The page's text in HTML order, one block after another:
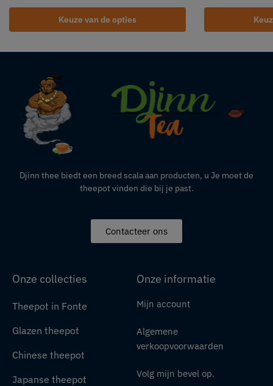
Keuze van de opties
Djinn thee biedt een breed scala aan producten, u Je moet de
theepot vinden die bij je past.
Contacteer ons
Onze collecties
Theepot in Fonte
Glazen theepot
Chinese theepot
Japanse theepot
Onze informatie
Mijn account
Algemene
verkoopvoorwaarden
Volg mijn bevel op.